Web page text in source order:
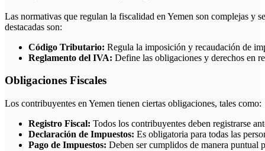
Las normativas que regulan la fiscalidad en Yemen son complejas y
destacadas son:
Código Tributario: Regula la imposición y recaudación de
Reglamento del IVA: Define las obligaciones y derechos en
Obligaciones Fiscales
Los contribuyentes en Yemen tienen ciertas obligaciones, tales como:
Registro Fiscal: Todos los contribuyentes deben registrarse
Declaración de Impuestos: Es obligatoria para todas las
Pago de Impuestos: Deben ser cumplidos de manera puntual